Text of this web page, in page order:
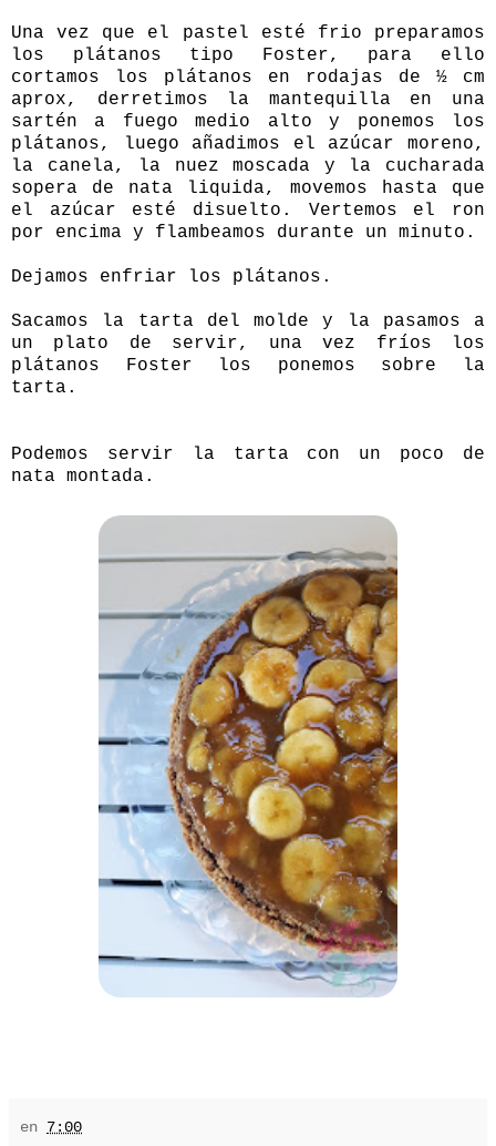
Una vez que el pastel esté frio preparamos
los plátanos tipo Foster, para ello
cortamos los plátanos en rodajas de ½ cm
aprox, derretimos la mantequilla en una
sartén a fuego medio alto y ponemos los
plátanos, luego añadimos el azúcar moreno,
la canela, la nuez moscada y la cucharada
sopera de nata liquida, movemos hasta que
el azúcar esté disuelto. Vertemos el ron
por encima y flambeamos durante un minuto.
Dejamos enfriar los plátanos.
Sacamos la tarta del molde y la pasamos a
un plato de servir, una vez fríos los
plátanos Foster los ponemos sobre la
tarta.
Podemos servir la tarta con un poco de
nata montada.
en 7:00